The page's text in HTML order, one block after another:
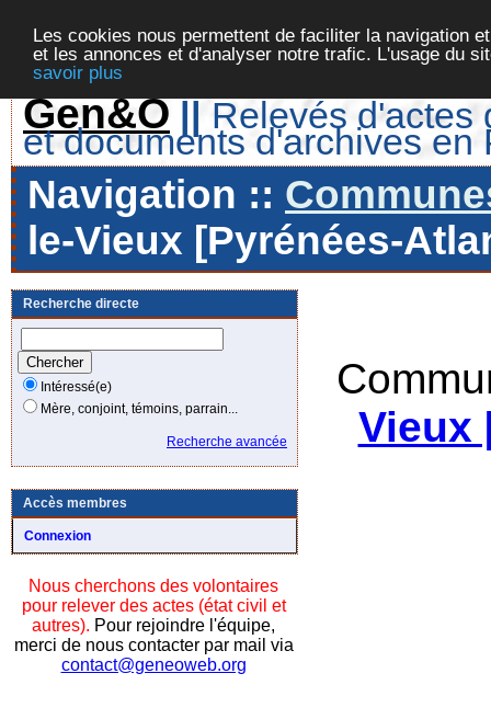
Les cookies nous permettent de faciliter la navigation
et les annonces et d'analyser notre trafic. L'usage du
savoir plus
Gen&O || Relevés d'actes
et documents d'archives en
Navigation ::
le-Vieux [Pyrénées-
Recherche directe
Intéressé(e)
Mère, conjoint, témoins, parrain...
Recherche avancée
Accès membres
Connexion
Nous cherchons des volontaires
pour relever des actes (état civil et
autres). Pour rejoindre l'équipe,
merci de nous contacter par mail via
contact@geneoweb.org
Vieux